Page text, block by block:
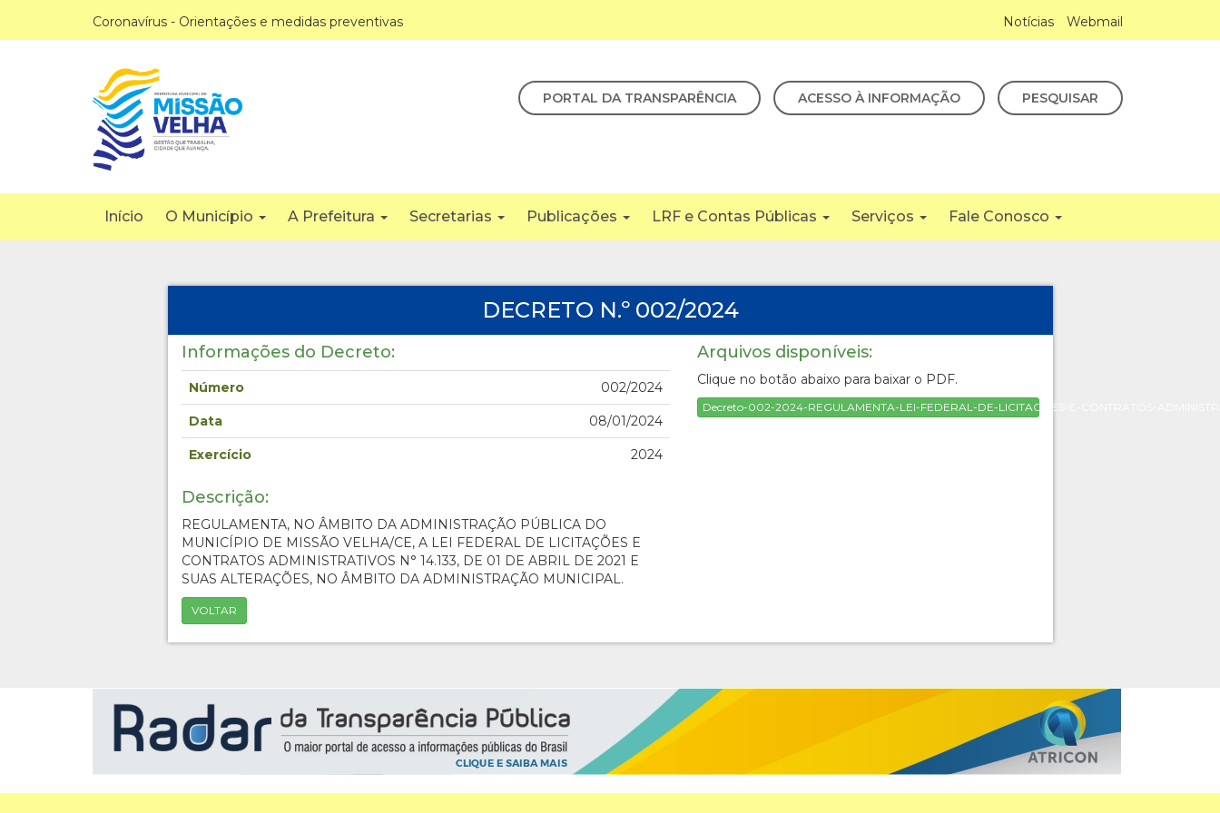
Coronavírus - Orientações e medidas preventivas Notícias Webmail
PORTAL DA TRANSPARÊNCIA ACESSO À INFORMAÇÃO PESQUISAR
Início O Município A Prefeitura Secretarias Publicações LRF e Contas Públicas Serviços Fale Conosco
DECRETO N.º 002/2024
Informações do Decreto:
Número 002/2024
Data 08/01/2024
Exercício 2024
Descrição:
REGULAMENTA, NO ÂMBITO DA ADMINISTRAÇÃO PÚBLICA DO
MUNICÍPIO DE MISSÃO VELHA/CE, A LEI FEDERAL DE LICITAÇÕES E
CONTRATOS ADMINISTRATIVOS N° 14.133, DE 01 DE ABRIL DE 2021 E
SUAS ALTERAÇÕES, NO ÂMBITO DA ADMINISTRAÇÃO MUNICIPAL.
VOLTAR
Arquivos disponíveis:
Clique no botão abaixo para baixar o PDF.
Decreto-002-2024-REGULAMENTA-LEI-FEDERAL-DE-LICITACOES-E-CONTRATOS-